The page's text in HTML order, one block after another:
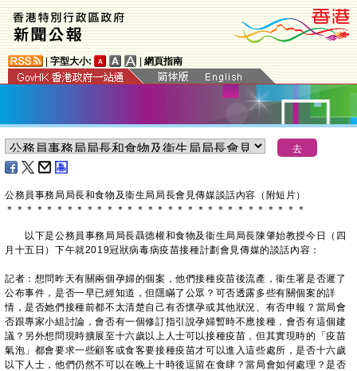
字型大小: 網頁指南
公務員事務局局長和食物及衞生局局長會見傳媒談話內容（附短片）
＊ ＊ ＊ ＊ ＊ ＊ ＊ ＊ ＊ ＊ ＊ ＊ ＊ ＊ ＊ ＊ ＊ ＊ ＊ ＊ ＊ ＊ ＊ ＊ ＊ ＊ ＊ ＊ ＊ ＊
以下是公務員事務局局長聶德權和食物及衞生局局長陳肇始教授今日（四
月十五日）下午就2019冠狀病毒病疫苗接種計劃會見傳媒的談話內容：
記者：想問昨天有關兩個孕婦的個案，他們接種疫苗後流產，衞生署是否遲了
公布事件，是否一早已經知道，但隱瞞了公眾？可否透露多些有關個案的詳
情，是否她們接種前都不太清楚自己有否懷孕或其他狀況、有否申報？當局會
否跟專家小組討論，會否有一個修訂指引說孕婦暫時不應接種，會否有這個建
議？另外想問現時擴展至十六歲以上人士可以接種疫苗，但其實現時的「疫苗
氣泡」都會要求一些顧客或食客要接種疫苗才可以進入這些處所，是否十六歲
以下人士，他們仍然不可以在晚上十時後逗留在食肆？當局會如何處理？是否